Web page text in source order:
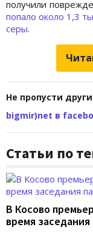
получили
попало около 1,3
серы.
Не пропусти
bigmir)net в
Статьи по
В Косово
время